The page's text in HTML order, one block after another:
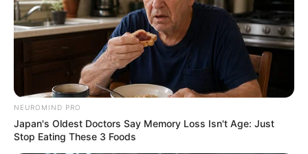
NEUROMIND PRO
Japan's Oldest Doctors Say Memory Loss Isn't Age: Just
Stop Eating These 3 Foods